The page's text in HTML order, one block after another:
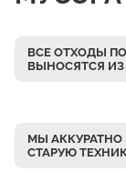
Михайловская
Поповка
ВСЕ ОТХОДЫ
ВЫНОСЯТСЯ
МЫ АККУРАТНО
СТАРУЮ